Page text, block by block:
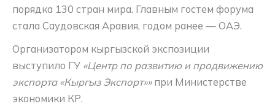
порядка 130 стран мира. Главным гостем форума
стала Саудовская Аравия, годом ранее — ОАЭ.
Организатором кыргызской экспозиции
выступило ГУ «Центр по развитию и продвижению
экспорта «Кыргыз Экспорт»»при Министерстве
экономики КР.